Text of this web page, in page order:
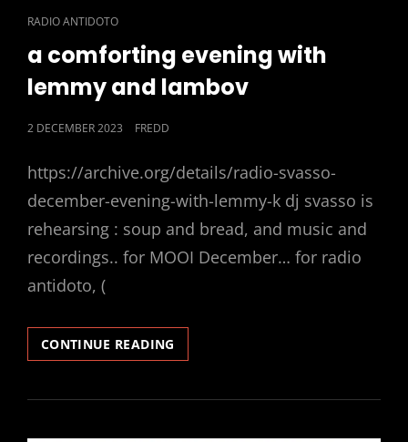
CAT
RADIO ANTIDOTO
a comforting evening with
lemmy and lambov
POSTED
2 DECEMBER 2023 FREDD
https://archive.org/details/radio-svasso-
december-evening-with-lemmy-k dj svasso is
rehearsing : soup and bread, and music and
recordings.. for MOOI December… for radio
antidoto, (
CONTINUE READING
COMFORTING
WITH